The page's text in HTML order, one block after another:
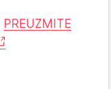
PREUZMITE